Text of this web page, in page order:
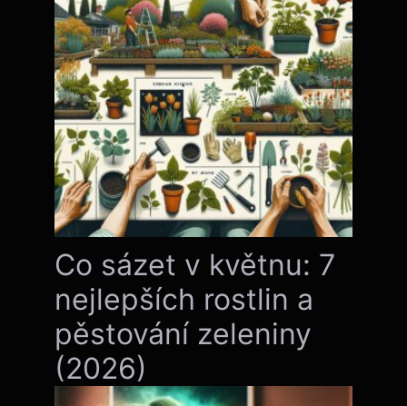
Co sázet v květnu: 7
nejlepších rostlin a
pěstování zeleniny
(2026)